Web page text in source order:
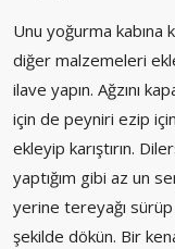
Unu yoğurma kabına
diğer malzemeleri
ilave yapın. Ağzını
için de peyniri ezip
ekleyip karıştırın.
yaptığım gibi az un
yerine tereyağı
şekilde dökün. Bir